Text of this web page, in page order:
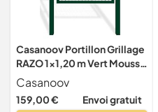
Casanoov Portillon Grillage
RAZO 1x1,20 m Vert Mousse
– Portillon Jardin avec
Poteaux Carrés Inclus –
Acier Galvanisé – Robuste
Casanoov
159,00 € Envoi gratuit